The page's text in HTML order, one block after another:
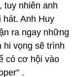
tuy nhiên anh
Anh Huy
ra ngay những
hi vọng sẽ trình
có cơ hội vào
.